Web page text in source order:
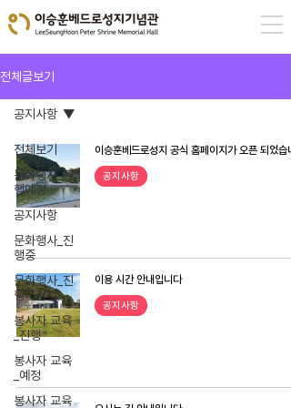
전체글보기
전체보기
문화행사_진
행예정
공지사항
문화행사_진
행중
문화행사_진
행마감
봉사자 교육
_진행
봉사자 교육
_예정
봉사자 교육
공지사항
이승훈베드로성지 공식 홈페이지가 오픈 되었습
공지사항
이용 시간 안내입니다
공지사항